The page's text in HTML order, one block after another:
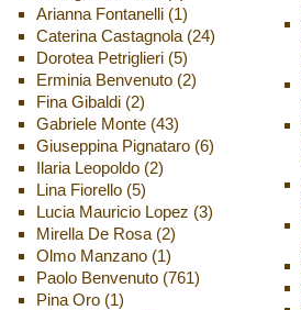
Arianna Fontanelli(1)
Caterina Castagnola(24)
Dorotea Petriglieri(5)
Erminia Benvenuto(2)
Fina Gibaldi(2)
Gabriele Monte(43)
Giuseppina Pignataro(6)
Ilaria Leopoldo(2)
Lina Fiorello(5)
Lucia Mauricio Lopez (3)
Mirella De Rosa(2)
Olmo Manzano(1)
Paolo Benvenuto(761)
Pina Oro(1)